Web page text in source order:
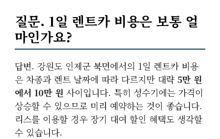
질문. 1일 렌트카 비용은 보통 얼
마인가요?
답변. 강원도 인제군 북면에서의 1일 렌트카 비용
은 차종과 렌트 날짜에 따라 다르지만 대략5만 원
에서 10만 원 사이입니다. 특히 성수기에는 가격이
상승할 수 있으므로 미리 예약하는 것이 좋습니다.
리스를 이용할 경우 장기 대여 할인 혜택도 생각할
수 있습니다.